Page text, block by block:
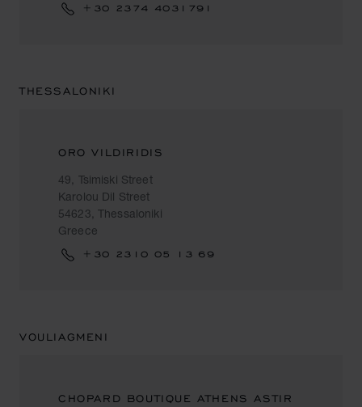
+30 2374 4031791
THESSALONIKI
ORO VILDIRIDIS
49, Tsimiski Street
Karolou Dil Street
54623, Thessaloniki
Greece
+30 2310 05 13 69
VOULIAGMENI
CHOPARD BOUTIQUE ATHENS ASTIR